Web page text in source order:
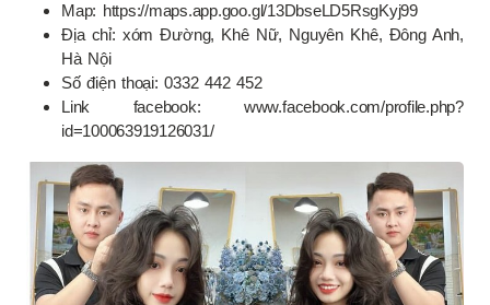
Map: https://maps.app.goo.gl/13DbseLD5RsgKyj99
Địa chỉ: xóm Đường, Khê Nữ, Nguyên Khê, Đông Anh,
Hà Nội
Số điện thoại: 0332 442 452
Link facebook: www.facebook.com/profile.php?
id=100063919126031/